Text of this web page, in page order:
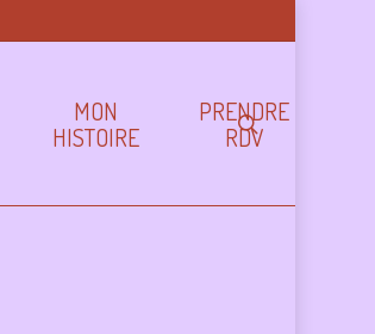
MON
HISTOIRE
PRENDRE
RDVsearch